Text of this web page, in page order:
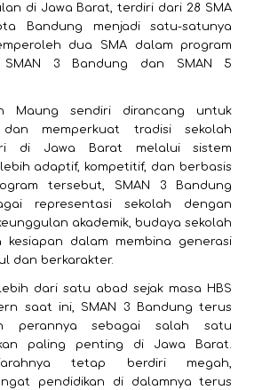
di Jawa Barat, terdiri dari 28 SMA
Bandung menjadi satu-satunya
dua SMA dalam program
3 Bandung dan SMAN 5
Maung sendiri dirancang untuk
dan memperkuat tradisi sekolah
di Jawa Barat melalui sistem
adaptif, kompetitif, dan berbasis
tersebut, SMAN 3 Bandung
representasi sekolah dengan
akademik, budaya sekolah
dalam membina generasi
dan berkarakter.
dari satu abad sejak masa HBS
saat ini, SMAN 3 Bandung terus
perannya sebagai salah satu
paling penting di Jawa Barat.
tetap berdiri megah,
pendidikan di dalamnya terus